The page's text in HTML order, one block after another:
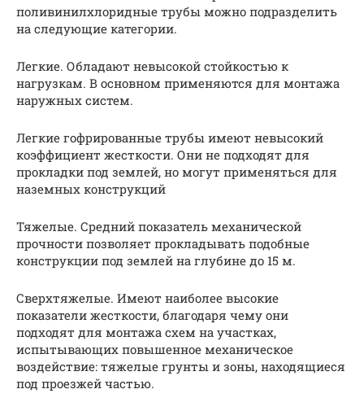
поливинилхлоридные трубы можно подразделить
на следующие категории.
Легкие. Обладают невысокой стойкостью к
нагрузкам. В основном применяются для монтажа
наружных систем.
Легкие гофрированные трубы имеют невысокий
коэффициент жесткости. Они не подходят для
прокладки под землей, но могут применяться для
наземных конструкций
Тяжелые. Средний показатель механической
прочности позволяет прокладывать подобные
конструкции под землей на глубине до 15 м.
Сверхтяжелые. Имеют наиболее высокие
показатели жесткости, благодаря чему они
подходят для монтажа схем на участках,
испытывающих повышенное механическое
воздействие: тяжелые грунты и зоны, находящиеся
под проезжей частью.